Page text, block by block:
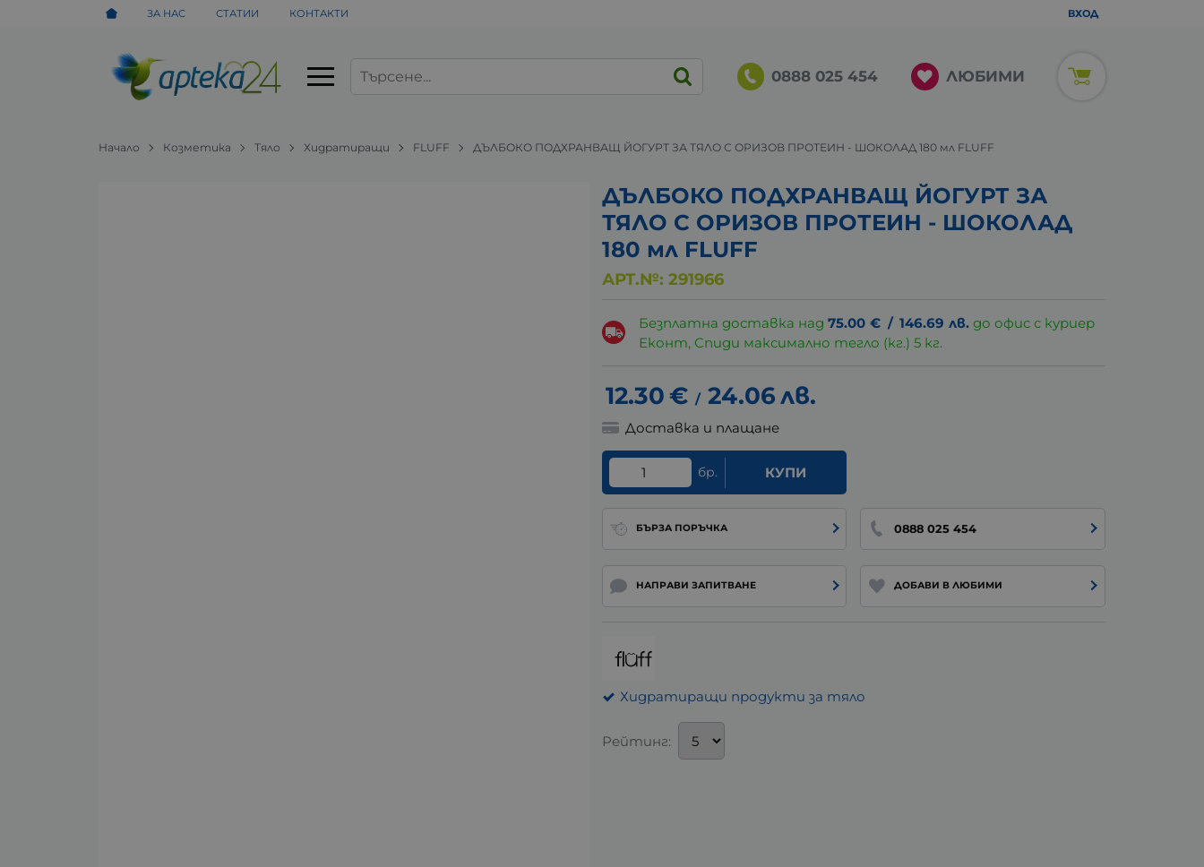
ЗА НАС СТАТИИ КОНТАКТИ ВХОД
0888 025 454 ЛЮБИМИ
Начало Козметика Тяло Хидратиращи FLUFF ДЪЛБОКО ПОДХРАНВАЩ ЙОГУРТ ЗА ТЯЛО С ОРИЗОВ ПРОТЕИН - ШОКОЛАД 180 мл FLUFF
ДЪЛБОКО ПОДХРАНВАЩ ЙОГУРТ ЗА
ТЯЛО С ОРИЗОВ ПРОТЕИН - ШОКОЛАД
180 мл FLUFF
АРТ.№: 291966
Безплатна доставка над75.00 € / 146.69 лв. до офис с куриер
Еконт, Спиди максимално тегло (кг.) 5 кг.
12.30€ / 24.06лв.
Доставка и плащане
бр. КУПИ
БЪРЗА ПОРЪЧКА 0888 025 454
НАПРАВИ ЗАПИТВАНЕ ДОБАВИ В ЛЮБИМИ
Хидратиращи продукти за тяло
Рейтинг: